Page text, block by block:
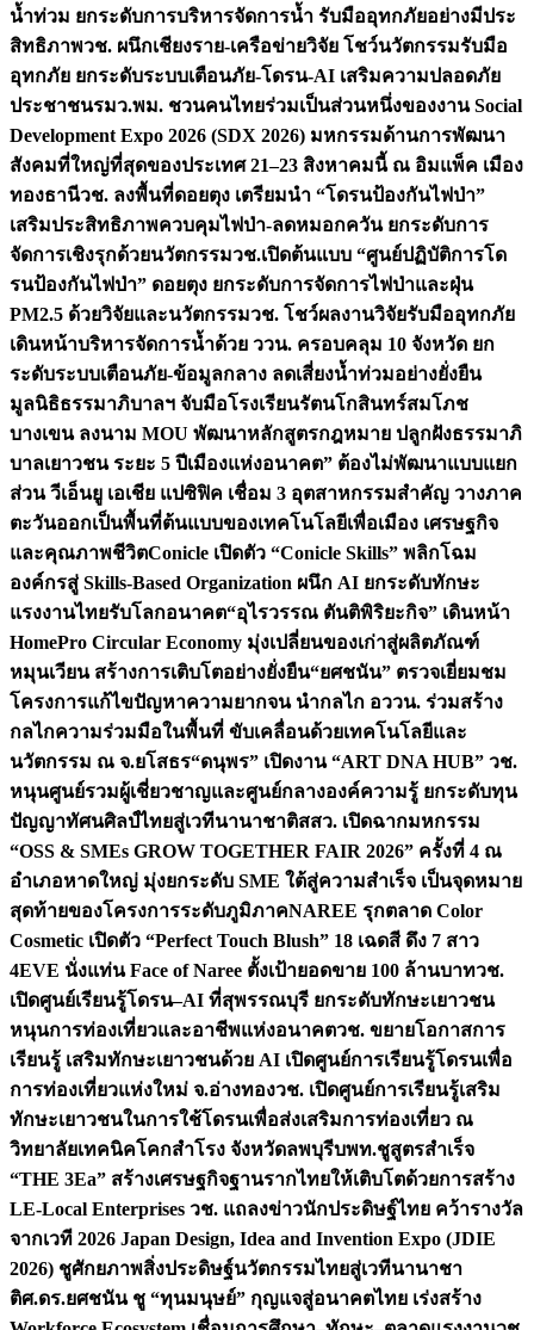
น้ำท่วม ยกระดับการบริหารจัดการน้ำ รับมืออุทกภัยอย่างมีประ
สิทธิภาพวช. ผนึกเชียงราย-เครือข่ายวิจัย โชว์นวัตกรรมรับมือ
อุทกภัย ยกระดับระบบเตือนภัย-โดรน-AI เสริมความปลอดภัย
ประชาชนรมว.พม. ชวนคนไทยร่วมเป็นส่วนหนึ่งของงาน Social
Development Expo 2026 (SDX 2026) มหกรรมด้านการพัฒนา
สังคมที่ใหญ่ที่สุดของประเทศ 21–23 สิงหาคมนี้ ณ อิมแพ็ค เมือง
ทองธานีวช. ลงพื้นที่ดอยตุง เตรียมนำ “โดรนป้องกันไฟป่า”
เสริมประสิทธิภาพควบคุมไฟป่า-ลดหมอกควัน ยกระดับการ
จัดการเชิงรุกด้วยนวัตกรรมวช.เปิดต้นแบบ “ศูนย์ปฏิบัติการโด
รนป้องกันไฟป่า” ดอยตุง ยกระดับการจัดการไฟป่าและฝุ่น
PM2.5 ด้วยวิจัยและนวัตกรรมวช. โชว์ผลงานวิจัยรับมืออุทกภัย
เดินหน้าบริหารจัดการน้ำด้วย ววน. ครอบคลุม 10 จังหวัด ยก
ระดับระบบเตือนภัย-ข้อมูลกลาง ลดเสี่ยงน้ำท่วมอย่างยั่งยืน
มูลนิธิธรรมาภิบาลฯ จับมือโรงเรียนรัตนโกสินทร์สมโภช
บางเขน ลงนาม MOU พัฒนาหลักสูตรกฎหมาย ปลูกฝังธรรมาภิ
บาลเยาวชน ระยะ 5 ปีเมืองแห่งอนาคต” ต้องไม่พัฒนาแบบแยก
ส่วน วีเอ็นยู เอเชีย แปซิฟิค เชื่อม 3 อุตสาหกรรมสำคัญ วางภาค
ตะวันออกเป็นพื้นที่ต้นแบบของเทคโนโลยีเพื่อเมือง เศรษฐกิจ
และคุณภาพชีวิตConicle เปิดตัว “Conicle Skills” พลิกโฉม
องค์กรสู่ Skills-Based Organization ผนึก AI ยกระดับทักษะ
แรงงานไทยรับโลกอนาคต“อุไรวรรณ ตันติพิริยะกิจ” เดินหน้า
HomePro Circular Economy มุ่งเปลี่ยนของเก่าสู่ผลิตภัณฑ์
หมุนเวียน สร้างการเติบโตอย่างยั่งยืน“ยศชนัน” ตรวจเยี่ยมชม
โครงการแก้ไขปัญหาความยากจน นำกลไก อววน. ร่วมสร้าง
กลไกความร่วมมือในพื้นที่ ขับเคลื่อนด้วยเทคโนโลยีและ
นวัตกรรม ณ จ.ยโสธร“ดนุพร” เปิดงาน “ART DNA HUB” วช.
หนุนศูนย์รวมผู้เชี่ยวชาญและศูนย์กลางองค์ความรู้ ยกระดับทุน
ปัญญาทัศนศิลป์ไทยสู่เวทีนานาชาติสสว. เปิดฉากมหกรรม
“OSS & SMEs GROW TOGETHER FAIR 2026” ครั้งที่ 4 ณ
อำเภอหาดใหญ่ มุ่งยกระดับ SME ใต้สู่ความสำเร็จ เป็นจุดหมาย
สุดท้ายของโครงการระดับภูมิภาคNAREE รุกตลาด Color
Cosmetic เปิดตัว “Perfect Touch Blush” 18 เฉดสี ดึง 7 สาว
4EVE นั่งแท่น Face of Naree ตั้งเป้ายอดขาย 100 ล้านบาทวช.
เปิดศูนย์เรียนรู้โดรน–AI ที่สุพรรณบุรี ยกระดับทักษะเยาวชน
หนุนการท่องเที่ยวและอาชีพแห่งอนาคตวช. ขยายโอกาสการ
เรียนรู้ เสริมทักษะเยาวชนด้วย AI เปิดศูนย์การเรียนรู้โดรนเพื่อ
การท่องเที่ยวแห่งใหม่ จ.อ่างทองวช. เปิดศูนย์การเรียนรู้เสริม
ทักษะเยาวชนในการใช้โดรนเพื่อส่งเสริมการท่องเที่ยว ณ
วิทยาลัยเทคนิคโคกสำโรง จังหวัดลพบุรีบพท.ชูสูตรสำเร็จ
“THE 3Ea” สร้างเศรษฐกิจฐานรากไทยให้เติบโตด้วยการสร้าง
LE-Local Enterprises วช. แถลงข่าวนักประดิษฐ์ไทย คว้ารางวัล
จากเวที 2026 Japan Design, Idea and Invention Expo (JDIE
2026) ชูศักยภาพสิ่งประดิษฐ์นวัตกรรมไทยสู่เวทีนานาชา
ติศ.ดร.ยศชนัน ชู “ทุนมนุษย์” กุญแจสู่อนาคตไทย เร่งสร้าง